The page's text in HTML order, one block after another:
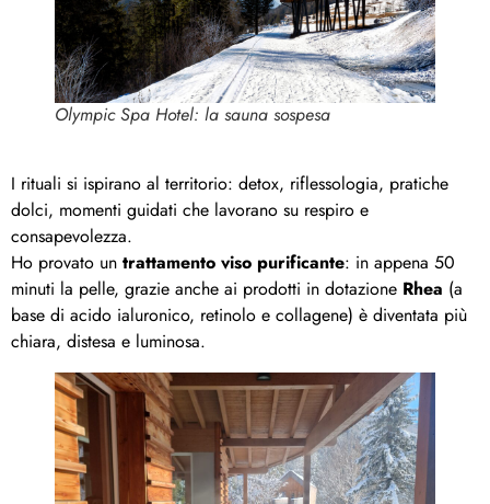
Olympic Spa Hotel: la sauna sospesa
I rituali si ispirano al territorio: detox, riflessologia, pratiche
dolci, momenti guidati che lavorano su respiro e
consapevolezza.
Ho provato un trattamento viso purificante: in appena 50
minuti la pelle, grazie anche ai prodotti in dotazione Rhea (a
base di acido ialuronico, retinolo e collagene) è diventata più
chiara, distesa e luminosa.